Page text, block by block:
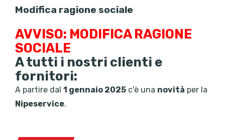
Modifica ragione sociale
AVVISO: MODIFICA RAGIONE
SOCIALE
A tutti i nostri clienti e
fornitori:
A partire dal 1 gennaio 2025 c'è una novità per la
Nipeservice.